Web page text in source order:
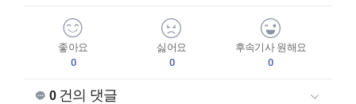
좋아요
0
싫어요
0
후속기사 원해요
0
0건의 댓글